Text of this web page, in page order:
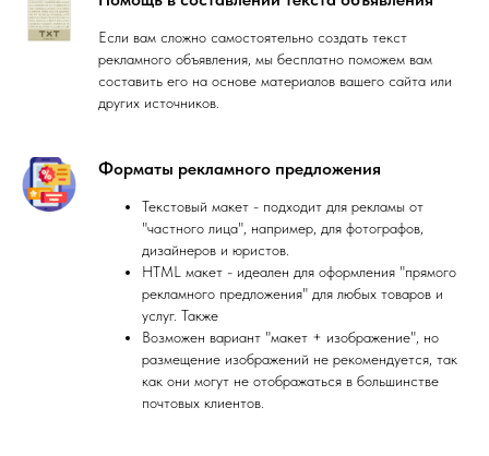
Если вам сложно самостоятельно создать текст
рекламного объявления, мы бесплатно поможем вам
составить его на основе материалов вашего сайта или
других источников.
Форматы рекламного предложения
Текстовый макет - подходит для рекламы от
"частного лица", например, для фотографов,
дизайнеров и юристов.
HTML макет - идеален для оформления "прямого
рекламного предложения" для любых товаров и
услуг. Также
Возможен вариант "макет + изображение", но
размещение изображений не рекомендуется, так
как они могут не отображаться в большинстве
почтовых клиентов.